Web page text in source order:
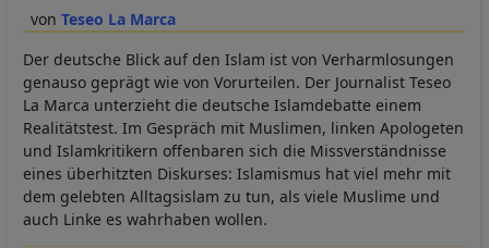
Teseo La Marca
Der deutsche Blick auf den Islam ist von Verharmlosungen
genauso geprägt wie von Vorurteilen. Der Journalist Teseo
La Marca unterzieht die deutsche Islamdebatte einem
Realitätstest. Im Gespräch mit Muslimen, linken Apologeten
und Islamkritikern offenbaren sich die Missverständnisse
eines überhitzten Diskurses: Islamismus hat viel mehr mit
dem gelebten Alltagsislam zu tun, als viele Muslime und
auch Linke es wahrhaben wollen.